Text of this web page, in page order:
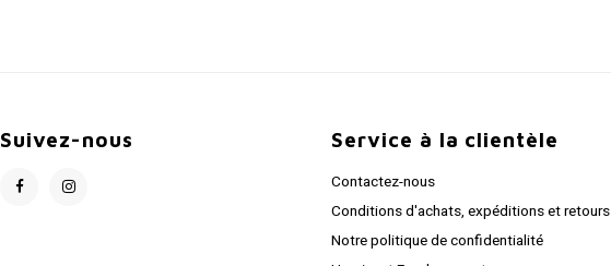
Suivez-nous Service à la clientèle
Contactez-nous
Conditions d'achats, expéditions et retours
Notre politique de confidentialité